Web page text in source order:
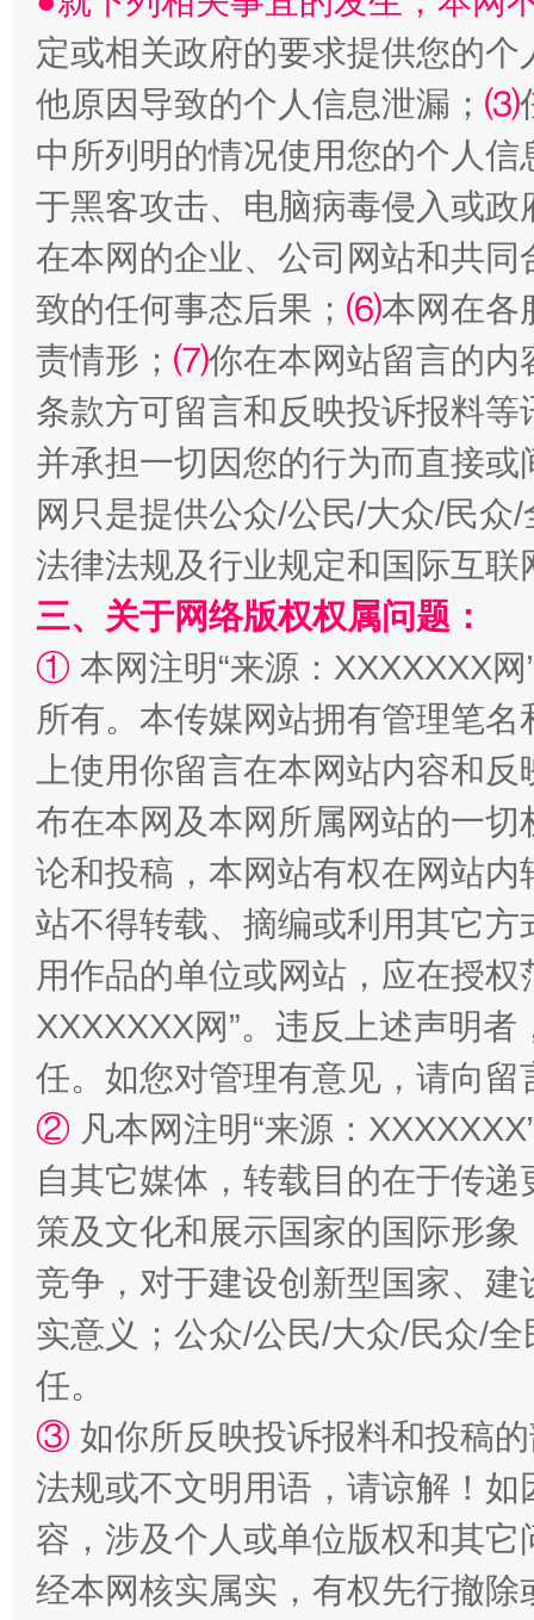
阿坝州三大球赛在茂县开幕 规模
国家大学科技园优化重塑工作
扯下公款旅游的“隐身衣” 如何以
“蜀中异人”王建安的艺术幻境
完善运行机制助力责任有效落实 一纸欠
定或相关政府的要求提供您的个
他原因导致的个人信息泄漏； ⑶
中所列明的情况使用您的个人
于黑客攻击、电脑病毒侵入或
在本网的企业、公司网站和共
致的任何事态后果； ⑹本网在各
责情形； ⑺你在本网站留言的内
条款方可留言和反映投诉报料
并承担一切因您的行为而直接
网只是提供公众/公民/大众/民
法律法规及行业规定和国际互
三、关于网络版权权属问题：
① 本网注明“来源：XXXXXXX
所有。本传媒网站拥有管理笔
上使用你留言在本网站内容和
布在本网及本网所属网站的一
论和投稿，本网站有权在网站
站不得转载、摘编或利用其它
用作品的单位或网站，应在授
XXXXXXX网”。违反上述声明
任。如您对管理有意见，请向
② 凡本网注明“来源：
自其它媒体，转载目的在于传
策及文化和展示国家的国际形
竞争，对于建设创新型国家、
实意义；公众/公民/大众/民众/
任。
③ 如你所反映投诉报料和投稿
法规或不文明用语，请谅解！
容，涉及个人或单位版权和其它
经本网核实属实，有权先行撤